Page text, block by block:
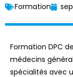
Formation
Formation DPC
médecins
spécialités avec